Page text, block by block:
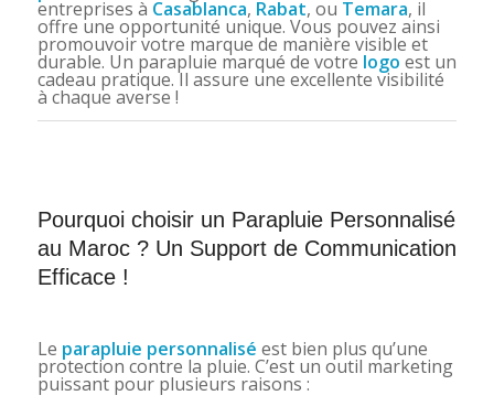
entreprises à Casablanca, Rabat, ou Temara, il
offre une opportunité unique. Vous pouvez ainsi
promouvoir votre marque de manière visible et
durable. Un parapluie marqué de votre logo est un
cadeau pratique. Il assure une excellente visibilité
à chaque averse !
Pourquoi choisir un Parapluie Personnalisé
au Maroc ? Un Support de Communication
Efficace !
Le parapluie personnalisé est bien plus qu’une
protection contre la pluie. C’est un outil marketing
puissant pour plusieurs raisons :